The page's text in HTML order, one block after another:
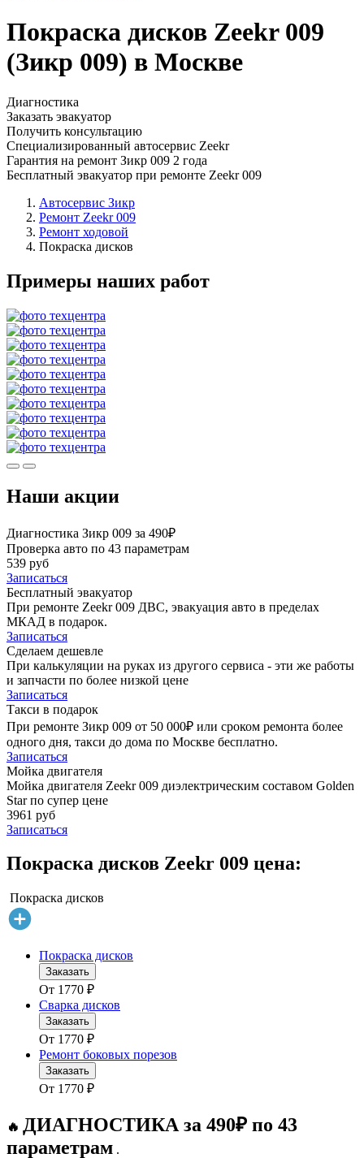
Покраска дисков Zeekr 009
(Зикр 009) в Москве
Диагностика
Заказать эвакуатор
Получить консультацию
Специализированный автосервис Zeekr
Гарантия на ремонт Зикр 009 2 года
Бесплатный эвакуатор при ремонте Zeekr 009
Автосервис Зикр
Ремонт Zeekr 009
Ремонт ходовой
Покраска дисков
Примеры наших работ
Наши акции
Диагностика Зикр 009 за 490₽
Проверка авто по 43 параметрам
539 руб
Записаться
Бесплатный эвакуатор
При ремонте Zeekr 009 ДВС, эвакуация авто в пределах
МКАД в подарок.
Записаться
Сделаем дешевле
При калькуляции на руках из другого сервиса - эти же работы
и запчасти по более низкой цене
Записаться
Такси в подарок
При ремонте Зикр 009 от 50 000₽ или сроком ремонта более
одного дня, такси до дома по Москве бесплатно.
Записаться
Мойка двигателя
Мойка двигателя Zeekr 009 диэлектрическим составом Golden
Star по супер цене
3961 руб
Записаться
Покраска дисков Zeekr 009 цена:
Покраска дисков
Покраска дисков
Заказать
От 1770 ₽
Сварка дисков
Заказать
От 1770 ₽
Ремонт боковых порезов
Заказать
От 1770 ₽
🔥 ДИАГНОСТИКА за 490₽ по 43
параметрам .